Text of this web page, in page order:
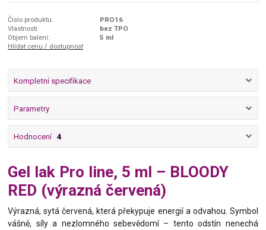
Číslo produktu:
PRO16
Vlastnosti:
bez TPO
Objem balení:
5 ml
Hlídat cenu / dostupnost
Kompletní specifikace
Parametry
Hodnocení 4
Gel lak Pro line, 5 ml – BLOODY
RED (výrazná červená)
Výrazná, sytá červená, která překypuje energií a odvahou. Symbol
vášně, síly a nezlomného sebevědomí – tento odstín nenechá